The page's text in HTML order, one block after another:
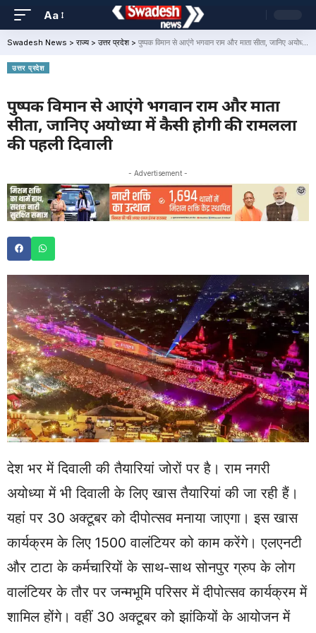
Aa
Swadesh News > राज्य> उत्तर प्रदेश> पुष्पक विमान से आएंगे भगवान राम और माता सीता, जानिए अयोध्या में कैसी होगी की रामलला की पहली दिवाली
उत्तर प्रदेश
पुष्पक विमान से आएंगे भगवान राम और माता
सीता, जानिए अयोध्या में कैसी होगी की रामलला
की पहली दिवाली
- Advertisement -
देश भर में दिवाली की तैयारियां जोरों पर है। राम नगरी
अयोध्या में भी दिवाली के लिए खास तैयारियां की जा रही हैं।
यहां पर 30 अक्टूबर को दीपोत्सव मनाया जाएगा। इस खास
कार्यक्रम के लिए 1500 वालंटियर को काम करेंगे। एलएनटी
और टाटा के कर्मचारियों के साथ-साथ सोनपुर ग्रुप के लोग
वालंटियर के तौर पर जन्मभूमि परिसर में दीपोत्सव कार्यक्रम में
शामिल होंगे। वहीं 30 अक्टूबर को झांकियों के आयोजन में